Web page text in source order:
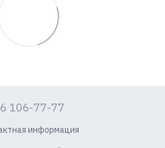
106-77-77
информация